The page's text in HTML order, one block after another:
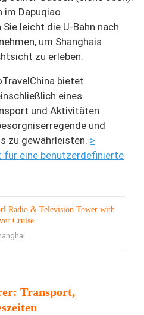
im Dapuqiao
leicht die U-Bahn nach
um Shanghais
zu erleben.
bietet
eines
und Aktivitäten
und
zu gewährleisten. >
für eine benutzerdefinierte
Radio & Television Tower with
Cruise
Transport,